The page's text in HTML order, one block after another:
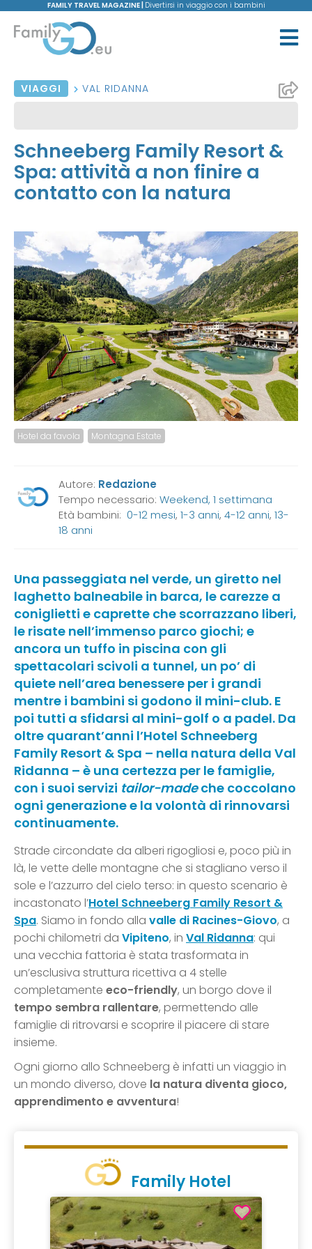
FAMILY TRAVEL MAGAZINE | Divertirsi in viaggio con i bambini
VIAGGI VAL RIDANNA
Schneeberg Family Resort &
Spa: attività a non finire a
contatto con la natura
Hotel da favola Montagna Estate
Autore: Redazione
Tempo necessario:Weekend, 1 settimana
Età bambini:0-12 mesi,1-3 anni,4-12 anni,13-
18 anni
Una passeggiata nel verde, un giretto nel
laghetto balneabile in barca, le carezze a
coniglietti e caprette che scorrazzano liberi,
le risate nell’immenso parco giochi; e
ancora un tuffo in piscina con gli
spettacolari scivoli a tunnel, un po’ di
quiete nell’area benessere per i grandi
mentre i bambini si godono il mini-club. E
poi tutti a sfidarsi al mini-golf o a padel. Da
oltre quarant’anni l’Hotel Schneeberg
Family Resort & Spa – nella natura della Val
Ridanna – è una certezza per le famiglie,
con i suoi servizi tailor-madeche coccolano
ogni generazione e la volontà di rinnovarsi
continuamente.
Strade circondate da alberi rigogliosi e, poco più in
là, le vette delle montagne che si stagliano verso il
sole e l’azzurro del cielo terso: in questo scenario è
incastonato l’Hotel Schneeberg Family Resort &
Spa. Siamo in fondo alla valle di Racines-Giovo, a
pochi chilometri da Vipiteno, in Val Ridanna: qui
una vecchia fattoria è stata trasformata in
un’esclusiva struttura ricettiva a 4 stelle
completamente eco-friendly, un borgo dove il
tempo sembra rallentare, permettendo alle
famiglie di ritrovarsi e scoprire il piacere di stare
insieme.
Ogni giorno allo Schneeberg è infatti un viaggio in
un mondo diverso, dove la natura diventa gioco,
apprendimento e avventura!
Family Hotel